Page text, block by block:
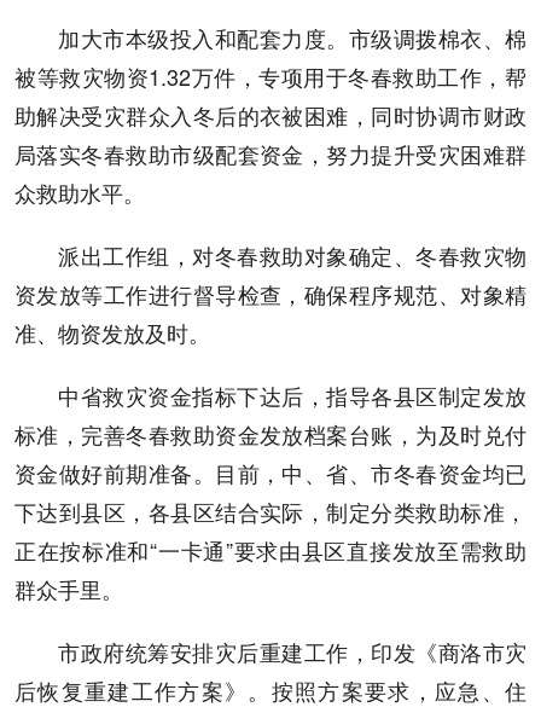
加大市本级投入和配套力度。市级调拨棉衣、棉
被等救灾物资1.32万件，专项用于冬春救助工作，帮
助解决受灾群众入冬后的衣被困难，同时协调市财政
局落实冬春救助市级配套资金，努力提升受灾困难群
众救助水平。
派出工作组，对冬春救助对象确定、冬春救灾物
资发放等工作进行督导检查，确保程序规范、对象精
准、物资发放及时。
中省救灾资金指标下达后，指导各县区制定发放
标准，完善冬春救助资金发放档案台账，为及时兑付
资金做好前期准备。目前，中、省、市冬春资金均已
下达到县区，各县区结合实际，制定分类救助标准，
正在按标准和“一卡通”要求由县区直接发放至需救助
群众手里。
市政府统筹安排灾后重建工作，印发《商洛市灾
后恢复重建工作方案》。按照方案要求，应急、住